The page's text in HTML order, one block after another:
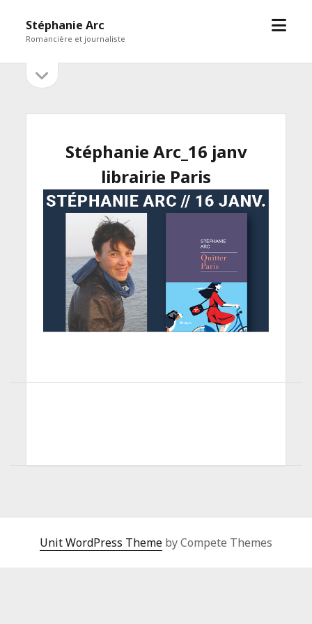
Stéphanie Arc
Romancière et journaliste
open
Sidebar
sidebar
Stéphanie Arc_16 janv
librairie Paris
Unit WordPress Theme by Compete Themes